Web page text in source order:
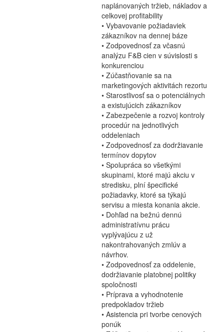
naplánovaných tržieb, nákladov a
celkovej profitability
• Vybavovanie požiadaviek
zákazníkov na dennej báze
• Zodpovednosť za včasnú
analýzu F&B cien v súvislosti s
konkurenciou
• Zúčastňovanie sa na
marketingových aktivitách rezortu
• Starostlivosť sa o potenciálnych
a existujúcich zákazníkov
• Zabezpečenie a rozvoj kontroly
procedúr na jednotlivých
oddeleniach
• Zodpovednosť za dodržiavanie
termínov dopytov
• Spolupráca so všetkými
skupinami, ktoré majú akciu v
stredisku, plní špecifické
požiadavky, ktoré sa týkajú
servisu a miesta konania akcie.
• Dohľad na bežnú dennú
administratívnu prácu
vyplývajúcu z už
nakontrahovaných zmlúv a
návrhov.
• Zodpovednosť za oddelenie,
dodržiavanie platobnej politiky
spoločnosti
• Príprava a vyhodnotenie
predpokladov tržieb
• Asistencia pri tvorbe cenových
ponúk